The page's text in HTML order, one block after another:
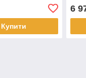
Купити
6